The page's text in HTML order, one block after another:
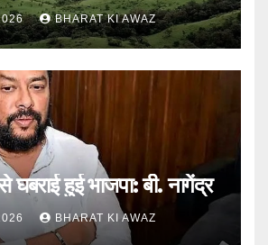
BHARAT KI AWAZ
हुई भाजपा: बी. नागेंद्र
BHARAT KI AWAZ